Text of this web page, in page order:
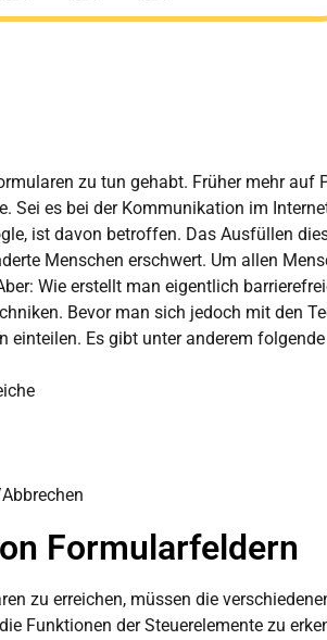
zu tun gehabt. Früher mehr auf
Sei es bei der Kommunikation im
ist davon betroffen. Das Ausfüllen
Menschen erschwert. Um allen
Wie erstellt man eigentlich
Bevor man sich jedoch mit den
einteilen. Es gibt unter anderem
Formularfeldern
zu erreichen, müssen die
Funktionen der Steuerelemente zu